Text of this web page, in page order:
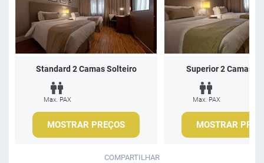
Standard 2 Camas Solteiro
Max. PAX
MOSTRAR PREÇOS
Superior 2 Camas
Max. PAX
MOSTRAR
COMPARTILHAR